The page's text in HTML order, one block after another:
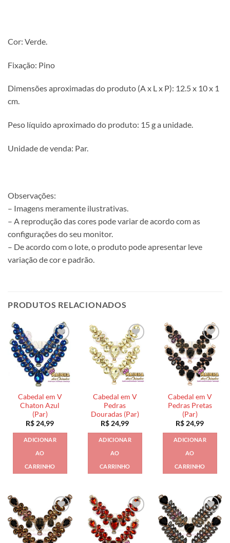
Cor: Verde.
Fixação: Pino
Dimensões aproximadas do produto (A x L x P): 12.5 x 10 x 1
cm.
Peso líquido aproximado do produto: 15 g a unidade.
Unidade de venda: Par.
Observações:
– Imagens meramente ilustrativas.
– A reprodução das cores pode variar de acordo com as
configurações do seu monitor.
– De acordo com o lote, o produto pode apresentar leve
variação de cor e padrão.
PRODUTOS RELACIONADOS
Cabedal em V
Chaton Azul
(Par)
R$24,99
ADICIONAR
AO
CARRINHO
Cabedal em V
Pedras
Douradas (Par)
R$24,99
ADICIONAR
AO
CARRINHO
Cabedal em V
Pedras Pretas
(Par)
R$24,99
ADICIONAR
AO
CARRINHO